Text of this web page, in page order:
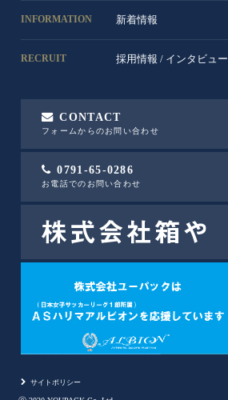
INFORMATION 新着情報
RECRUIT 採用情報 / インタビュー
CONTACT
フォームからのお問い合わせ
0791-65-0286
お電話でのお問い合わせ
サイトポリシー